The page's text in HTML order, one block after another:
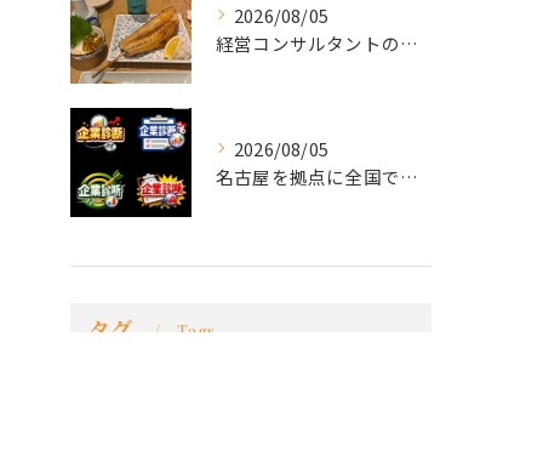
2026/08/05
経営コンサルタントのモーちゃん・毛利京申です。
2026/08/05
名古屋を拠点に全国で活動する 経営コンサルタントの 毛利京申...
タグ Tags